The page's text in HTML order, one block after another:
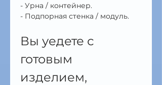
- Урна / контейнер.
- Подпорная стенка / модуль.
Вы уедете с
готовым
изделием,